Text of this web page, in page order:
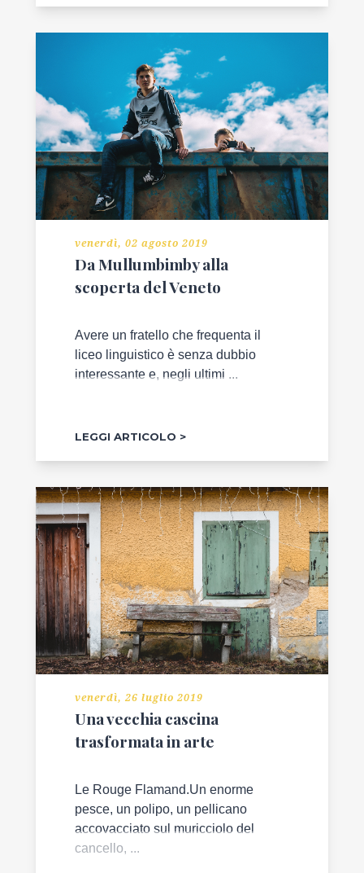
venerdì, 02 agosto 2019
Da Mullumbimby alla
scoperta del Veneto
Avere un fratello che frequenta il
liceo linguistico è senza dubbio
interessante e, negli ultimi ...
LEGGI ARTICOLO
venerdì, 26 luglio 2019
Una vecchia cascina
trasformata in arte
Le Rouge Flamand.Un enorme
pesce, un polipo, un pellicano
accovacciato sul muricciolo del
cancello, ...